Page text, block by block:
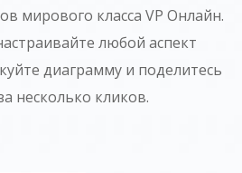
мирового класса VP Онлайн.
любой аспект
диаграмму и поделитесь
несколько кликов.